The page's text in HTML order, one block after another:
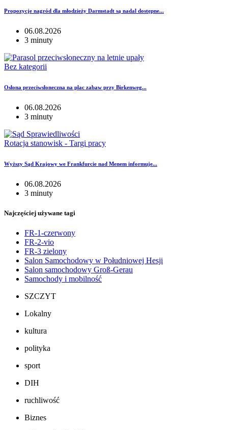
Propozycje nagród dla młodzieży Darmstadt są nadal dostępne...
06.08.2026
3 minuty
Bez kategorii
Osłona przeciwsłoneczna na plac zabaw przy Birkenweg...
06.08.2026
3 minuty
Rotacja stanowisk - Targi pracy
Wyższy Sąd Krajowy we Frankfurcie nad Menem informuje...
06.08.2026
3 minuty
Najczęściej używane tagi
FR-1-czerwony
FR-2-vio
FR-3 zielony
Salon Samochodowy w Południowej Hesji
Salon samochodowy Groß-Gerau
Samochody i mobilność
SZCZYT
Lokalny
kultura
polityka
sport
DIH
ruchliwość
Biznes